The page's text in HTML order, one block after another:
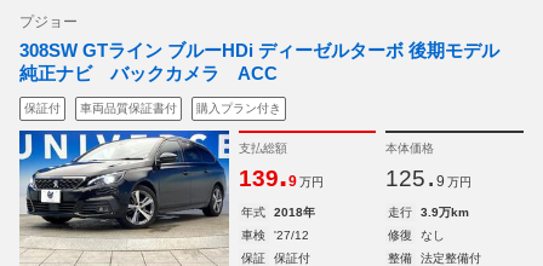
プジョー
308SW GTライン ブルーHDi ディーゼルターボ 後期モデル
純正ナビ バックカメラ ACC
保証付 車両品質保証書付 購入プラン付き
支払総額
139.9 万円
本体価格
125. 9 万円
年式 2018年 走行
3.9万km
車検
'27/12 修復
なし
保証
保証付 整備
法定整備付